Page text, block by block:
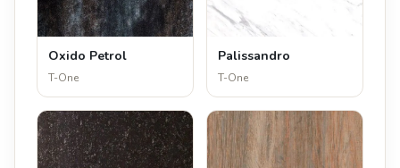
Oxido Petrol
T-One
Palissandro
T-One